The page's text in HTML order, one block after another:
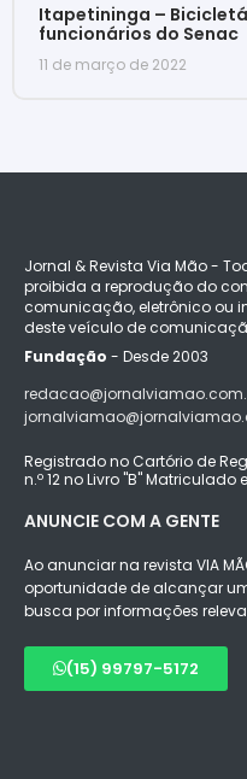
Itapetininga –
funcionários do Senac
11 de março de 2022
Jornal & Revista Via Mão -
proibida a reprodução do
comunicação, eletrônico ou
deste veículo de
Fundação - Desde 2003
Registrado no Cartório de
n.º 12 no Livro "B"
ANUNCIE COM A GENTE
Ao anunciar na revista VIA
oportunidade de alcançar
busca por informações
(15) 99797-5172